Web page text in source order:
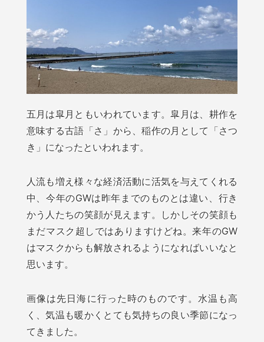
五月は皐月ともいわれています。皐月は、耕作を
意味する古語「さ」から、稲作の月として「さつ
き」になったといわれます。
人流も増え様々な経済活動に活気を与えてくれる
中、今年のGWは昨年までのものとは違い、行き
かう人たちの笑顔が見えます。しかしその笑顔も
まだマスク超しではありますけどね。来年のGW
はマスクからも解放されるようになればいいなと
思います。
画像は先日海に行った時のものです。水温も高
く、気温も暖かくとても気持ちの良い季節になっ
てきました。